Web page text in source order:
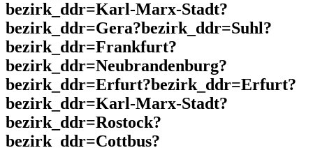
bezirk_ddr=Karl-Marx-Stadt?
bezirk_ddr=Gera?bezirk_ddr=Suhl?
bezirk_ddr=Frankfurt?
bezirk_ddr=Neubrandenburg?
bezirk_ddr=Erfurt?bezirk_ddr=Erfurt?
bezirk_ddr=Karl-Marx-Stadt?
bezirk_ddr=Rostock?
bezirk_ddr=Cottbus?